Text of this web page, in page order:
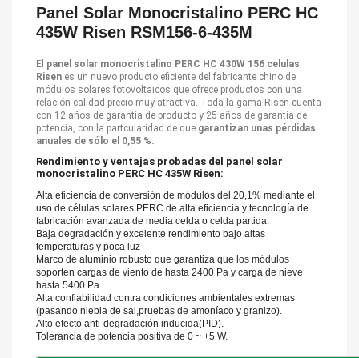
Panel Solar Monocristalino PERC HC
435W Risen RSM156-6-435M
El panel solar monocristalino PERC HC 430W 156 celulas
Risen es un nuevo producto eficiente del fabricante chino de
módulos solares fotovoltaicos que ofrece productos con una
relación calidad precio muy atractiva. Toda la gama Risen cuenta
con 12 años de garantía de producto y 25 años de garantía de
potencia, con la partcularidad de que garantizan unas pérdidas
anuales de sólo el 0,55 %.
Rendimiento y ventajas probadas del panel solar
monocristalino PERC HC 435W Risen:
Alta eficiencia de conversión de módulos del 20,1% mediante el
uso de células solares PERC de alta eficiencia y tecnología de
fabricación avanzada de media celda o celda partida.
Baja degradación y excelente rendimiento bajo altas
temperaturas y poca luz
Marco de aluminio robusto que garantiza que los módulos
soporten cargas de viento de hasta 2400 Pa y carga de nieve
hasta 5400 Pa.
Alta confiabilidad contra condiciones ambientales extremas
(pasando niebla de sal,pruebas de amoníaco y granizo).
Alto efecto anti-degradación inducida(PID).
Tolerancia de potencia positiva de 0 ~ +5 W.